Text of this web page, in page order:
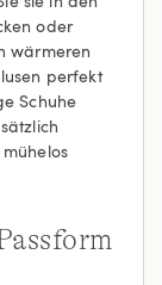
oder
wärmeren
perfekt
Schuhe